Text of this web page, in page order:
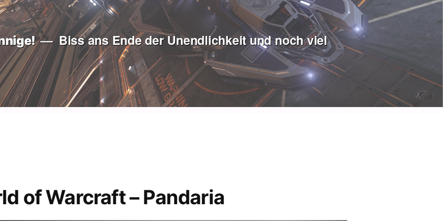
Biss ans Ende der Unendlichkeit und noch viel
of Warcraft – Pandaria